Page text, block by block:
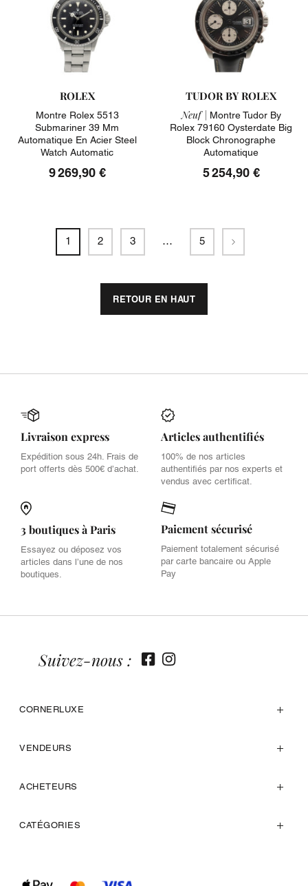
ROLEX
Montre Rolex 5513
Submariner 39 Mm
Automatique En Acier Steel
Watch Automatic
9 269,90 €
TUDOR BY ROLEX
Neuf | Montre Tudor By
Rolex 79160 Oysterdate Big
Block Chronographe
Automatique
5 254,90 €
1 2 3 … 5 Suivant
RETOUR EN HAUT
Livraison express
Expédition sous 24h. Frais de
port offerts dès 500€ d’achat.
Articles authentifiés
100% de nos articles
authentifiés par nos experts et
vendus avec certificat.
3 boutiques à Paris
Essayez ou déposez vos
articles dans l’une de nos
boutiques.
Paiement sécurisé
Paiement totalement sécurisé
par carte bancaire ou Apple
Pay
CORNERLUXE
VENDEURS
ACHETEURS
CATÉGORIES
Suivez-nous :